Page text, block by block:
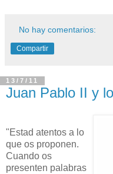
No hay comentarios:
Compartir
13/7/11
Juan Pablo II y
"Estad atentos a lo
que os proponen.
Cuando os
presenten palabras